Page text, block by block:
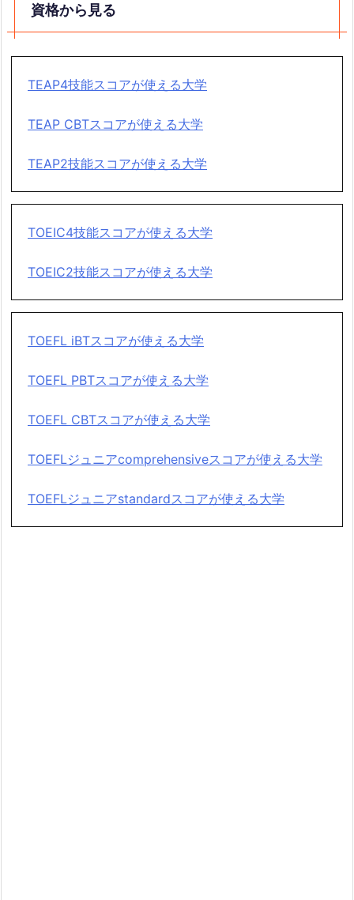
資格から見る
TEAP4技能スコアが使える大学
TEAP CBTスコアが使える大学
TEAP2技能スコアが使える大学
TOEIC4技能スコアが使える大学
TOEIC2技能スコアが使える大学
TOEFL iBTスコアが使える大学
TOEFL PBTスコアが使える大学
TOEFL CBTスコアが使える大学
TOEFLジュニアcomprehensiveスコアが使える大学
TOEFLジュニアstandardスコアが使える大学